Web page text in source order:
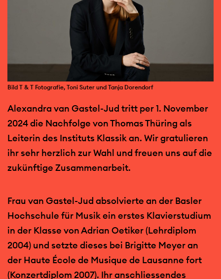
Bild T & T Fotografie, Toni Suter und Tanja Dorendorf
Alexandra van Gastel-Jud tritt per 1. November
2024 die Nachfolge von Thomas Thüring als
Leiterin des Instituts Klassik an. Wir gratulieren
ihr sehr herzlich zur Wahl und freuen uns auf die
zukünftige Zusammenarbeit.
Frau van Gastel-Jud absolvierte an der Basler
Hochschule für Musik ein erstes Klavierstudium
in der Klasse von Adrian Oetiker (Lehrdiplom
2004) und setzte dieses bei Brigitte Meyer an
der Haute École de Musique de Lausanne fort
(Konzertdiplom 2007). Ihr anschliessendes